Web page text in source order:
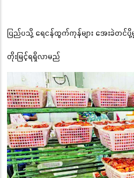
ပြည်ပသို့ ရေငန်ထွက်ကုန်များ အေးခဲတင်
တိုးမြင့်ရရှိလာမည်